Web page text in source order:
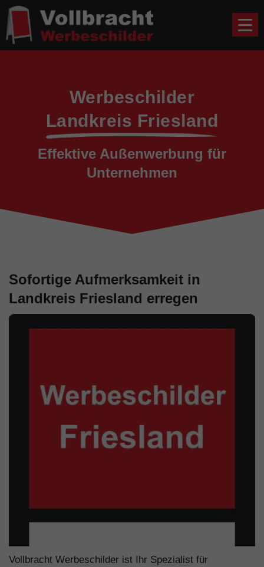
Werbeschilder
Landkreis Friesland
Effektive Außenwerbung für
Unternehmen
Sofortige Aufmerksamkeit in
Landkreis Friesland erregen
Vollbracht Werbeschilder ist Ihr Spezialist für